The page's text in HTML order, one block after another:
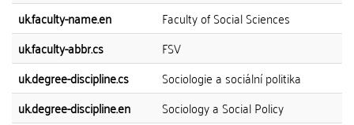
uk.faculty-name.en
Faculty of Social Sciences
uk.faculty-abbr.cs
FSV
uk.degree-discipline.cs
Sociologie a sociální politika
uk.degree-discipline.en
Sociology a Social Policy